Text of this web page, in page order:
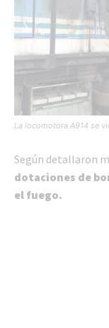
La locomotora A914 se
Según detallaron
dotaciones de
el fuego.